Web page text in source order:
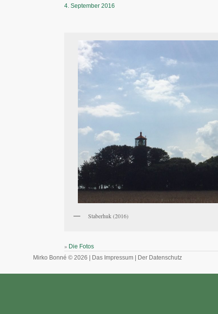
4. September 2016
Staberhuk (2016)
» Die Fotos
Mirko Bonné © 2026 | Das Impressum | Der Datenschutz